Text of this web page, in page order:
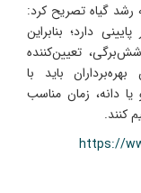
رشد گیاه تصریح کرد:
دارد؛ بنابراین
تعیین‌کننده
باید با
دانه، زمان مناسب
کنند.
https://